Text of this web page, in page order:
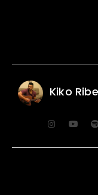
Kiko